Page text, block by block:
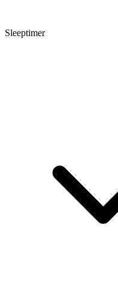
Sleeptimer